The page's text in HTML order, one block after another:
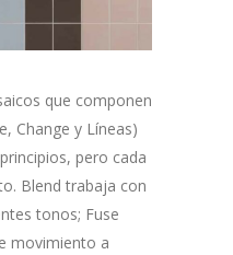
que componen
Change y Líneas)
pero cada
Blend trabaja con
tonos; Fuse
movimiento a